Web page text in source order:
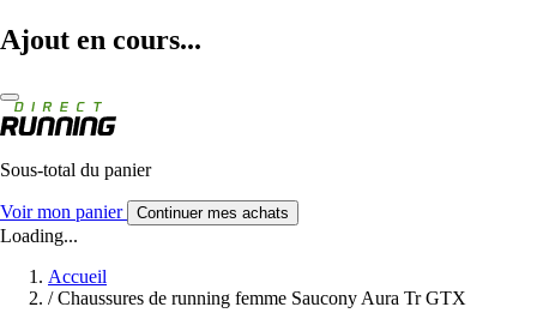
Ajout en cours...
Sous-total du panier
Voir mon panier Continuer mes achats
Loading...
Accueil
/ Chaussures de running femme Saucony Aura Tr GTX